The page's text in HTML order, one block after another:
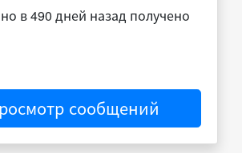
в 490 дней назад получено
сообщений